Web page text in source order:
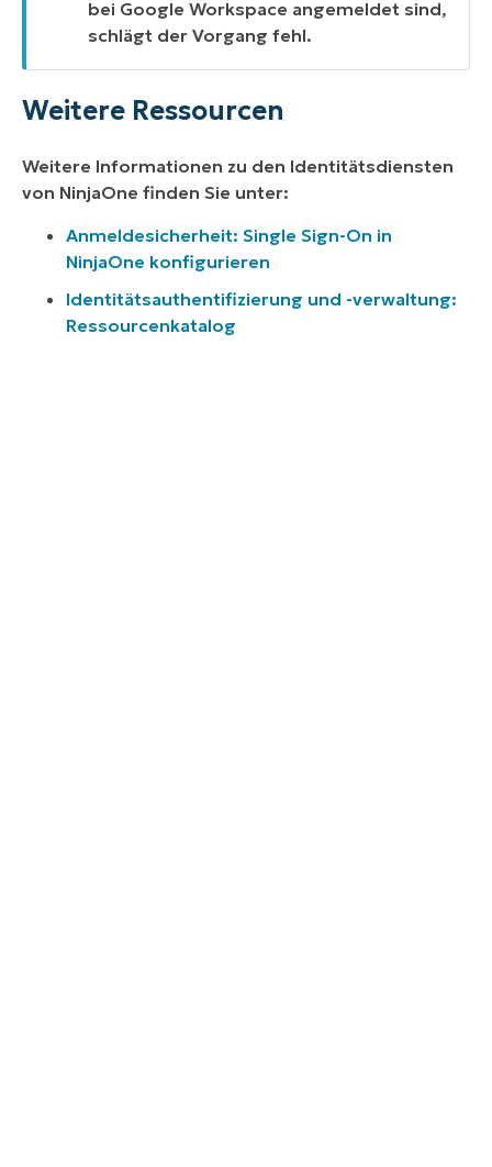
bei Google Workspace angemeldet sind,
schlägt der Vorgang fehl.
Weitere Ressourcen
Weitere Informationen zu den Identitätsdiensten
von NinjaOne finden Sie unter:
Anmeldesicherheit: Single Sign-On in
NinjaOne konfigurieren
Identitätsauthentifizierung und -verwaltung:
Ressourcenkatalog